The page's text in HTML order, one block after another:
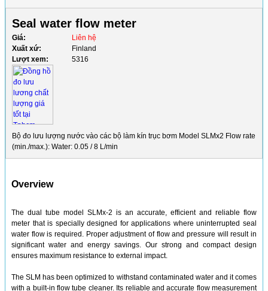
Seal water flow meter
Giá:
Liên hệ
Xuất xứ:
Finland
Lượt xem:
5316
Bộ đo lưu lượng nước vào các bộ làm kín trục bơm Model SLMx2 Flow rate
(min./max.): Water: 0.05 / 8 L/min
Overview
The dual tube model SLMx-2 is an accurate, efficient and reliable flow
meter that is specially designed for applications where uninterrupted seal
water flow is required. Proper adjustment of flow and pressure will result in
significant water and energy savings. Our strong and compact design
ensures maximum resistance to external impact.
The SLM has been optimized to withstand contaminated water and it comes
with a built-in flow tube cleaner. Its reliable and accurate flow measurement